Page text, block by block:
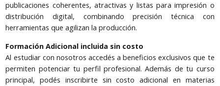
publicaciones coherentes, atractivas y listas para impresión o
distribución digital, combinando precisión técnica con
herramientas que agilizan la producción.
Formación Adicional incluida sin costo
Al estudiar con nosotros accedés a beneficios exclusivos que te
permiten potenciar tu perfil profesional. Además de tu curso
principal, podés inscribirte sin costo adicional en materias